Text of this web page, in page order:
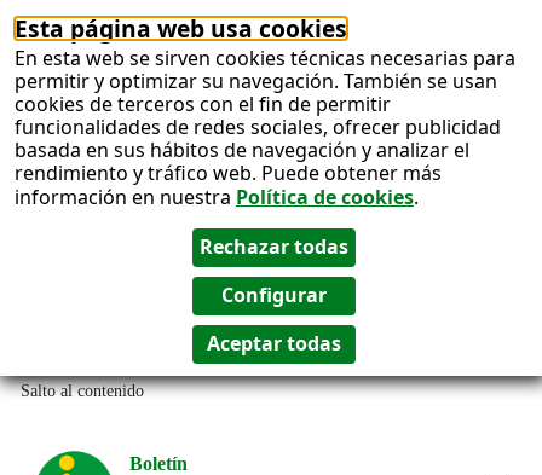
Esta página web usa cookies
En esta web se sirven cookies técnicas necesarias para
permitir y optimizar su navegación. También se usan
cookies de terceros con el fin de permitir
funcionalidades de redes sociales, ofrecer publicidad
basada en sus hábitos de navegación y analizar el
rendimiento y tráfico web. Puede obtener más
información en nuestra Política de cookies.
Salto al contenido
Boletín